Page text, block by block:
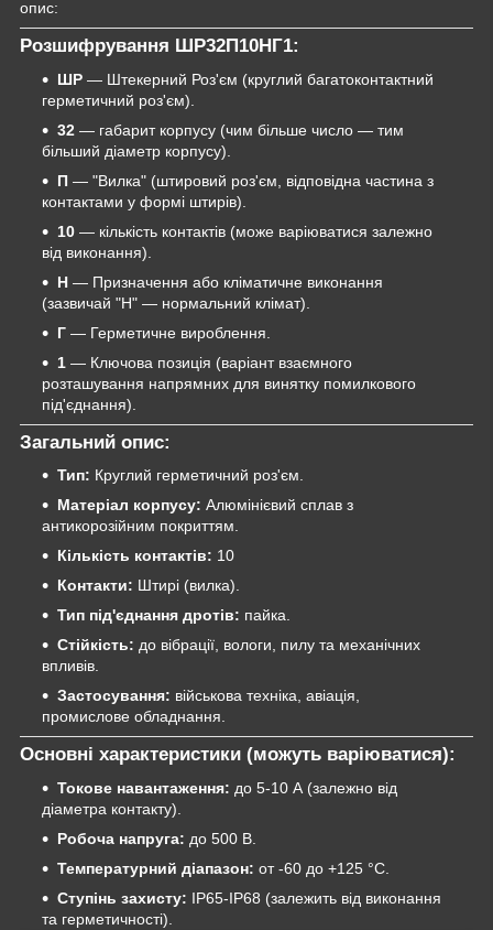
опис:
Розшифрування ШР32П10НГ1:
ШР — Штекерний Роз'єм (круглий багатоконтактний
герметичний роз'єм).
32 — габарит корпусу (чим більше число — тим
більший діаметр корпусу).
П — "Вилка" (штировий роз'єм, відповідна частина з
контактами у формі штирів).
10 — кількість контактів (може варіюватися залежно
від виконання).
Н — Призначення або кліматичне виконання
(зазвичай "Н" — нормальний клімат).
Г — Герметичне вироблення.
1 — Ключова позиція (варіант взаємного
розташування напрямних для винятку помилкового
під'єднання).
Загальний опис:
Тип: Круглий герметичний роз'єм.
Матеріал корпусу: Алюмінієвий сплав з
антикорозійним покриттям.
Кількість контактів: 10
Контакти: Штирі (вилка).
Тип під'єднання дротів: пайка.
Стійкість: до вібрації, вологи, пилу та механічних
впливів.
Застосування: військова техніка, авіація,
промислове обладнання.
Основні характеристики (можуть варіюватися):
Токове навантаження: до 5-10 А (залежно від
діаметра контакту).
Робоча напруга: до 500 В.
Температурний діапазон: от -60 до +125 °C.
Ступінь захисту: IP65-IP68 (залежить від виконання
та герметичності).